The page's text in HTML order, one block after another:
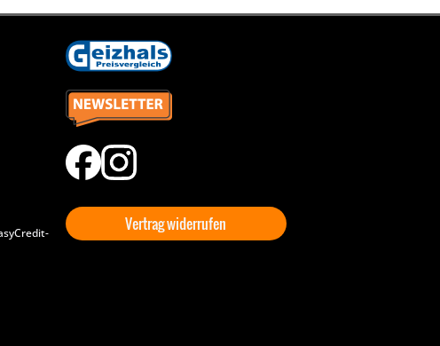
Vertrag widerrufen